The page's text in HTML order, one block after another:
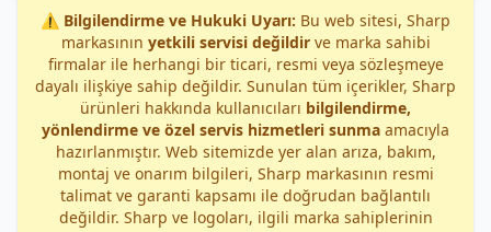
⚠️ Bilgilendirme ve Hukuki Uyarı: Bu web sitesi, Sharp
markasının yetkili servisi değildirve marka sahibi
firmalar ile herhangi bir ticari, resmi veya sözleşmeye
dayalı ilişkiye sahip değildir. Sunulan tüm içerikler, Sharp
ürünleri hakkında kullanıcıları bilgilendirme,
yönlendirme ve özel servis hizmetleri sunma amacıyla
hazırlanmıştır. Web sitemizde yer alan arıza, bakım,
montaj ve onarım bilgileri, Sharp markasının resmi
talimat ve garanti kapsamı ile doğrudan bağlantılı
değildir. Sharp ve logoları, ilgili marka sahiplerinin